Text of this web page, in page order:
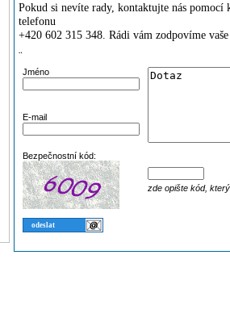
Pokud si nevíte rady, kontaktujte nás
telefonu
+420 602 315 348. Rádi vám zodpovíme
¨
Jméno
E-mail
Bezpečnostní kód:
zde opište kód,